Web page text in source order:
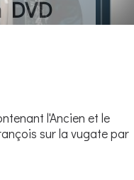
DVD
l'Ancien et le
sur la vugate par